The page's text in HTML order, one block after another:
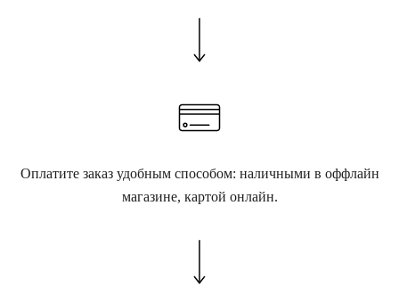
Оплатите заказ удобным способом: наличными в оффлайн
магазине, картой онлайн.